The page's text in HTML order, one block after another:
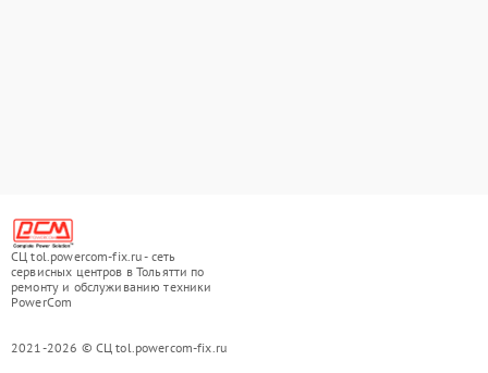
СЦ tol.powercom-fix.ru - сеть
сервисных центров в Тольятти по
ремонту и обслуживанию техники
PowerCom
2021-2026 © СЦ tol.powercom-fix.ru